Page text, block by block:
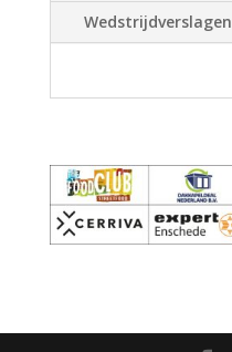
Wedstrijdverslagen